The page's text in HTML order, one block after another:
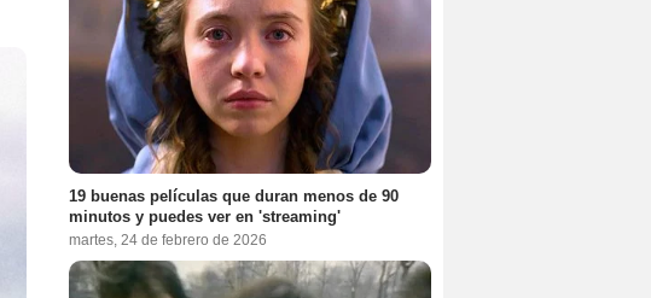
19 buenas películas que duran menos de 90
minutos y puedes ver en 'streaming'
martes, 24 de febrero de 2026